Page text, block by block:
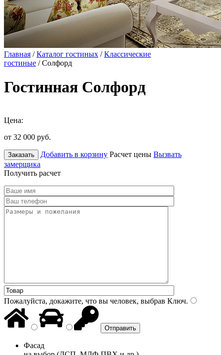
Главная /Каталог гостиных /Классические
гостиные / Солфорд
Гостинная Солфорд
Цена:
от 32 000 руб.
Заказать Добавить в корзину Расчет цены Вызвать
замерщика
Получить расчет
Пожалуйста, докажите, что вы человек, выбрав Ключ.
Фасад